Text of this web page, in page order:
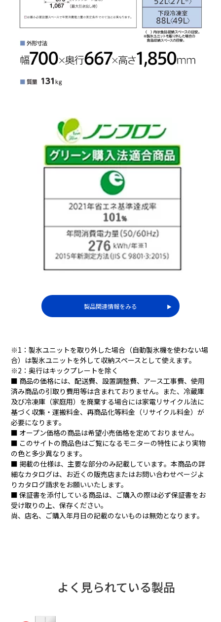
野菜やボトル類を立てて
食品ロスを軽減
変色しやすい野菜やくだ
ビタミンCを保つ※
うるおいを保つ※ 実物野菜の軟化抑制効果
※
製品関連情報をみる ▶︎
※1：製氷ユニットを取り外した場合（自動製氷機を使わない場
合）は製氷ユニットを外して収納スペースとして使えます。
※2：奥行はキックプレートを除く
■ 商品の価格には、配送費、設置調整費、アース工事費、使用
済み商品の引取り費用等は含まれておりません。また、冷蔵庫
及び冷凍庫（家庭用）を廃棄する場合には家電リサイクル法に
基づく収集・運搬料金、再商品化等料金（リサイクル料金）が
必要になります。
■ オープン価格の商品は希望小売価格を定めておりません。
■ このサイトの商品色はご覧になるモニターの特性により実物
の色と多少異なります。
■ 掲載の仕様は、主要な部分のみ記載しています。本商品の詳
細なカタログは、お近くの販売店またはお問い合わせページよ
りカタログ請求をお願いいたします。
■ 保証書を添付している商品は、ご購入の際は必ず保証書をお
受け取りの上、保存ください。
尚、店名、ご購入年月日の記載のないものは無効となります。
よく見られている製品